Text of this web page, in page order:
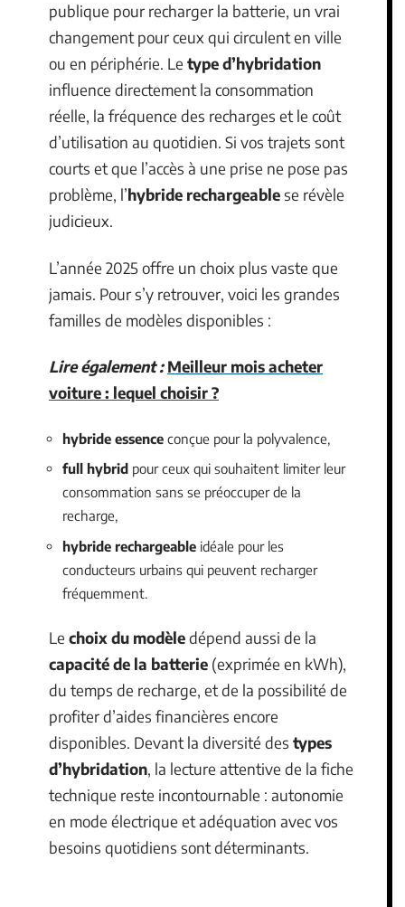
publique pour recharger la batterie, un vrai
changement pour ceux qui circulent en ville
ou en périphérie. Le type d’hybridation
influence directement la consommation
réelle, la fréquence des recharges et le coût
d’utilisation au quotidien. Si vos trajets sont
courts et que l’accès à une prise ne pose pas
problème, l’hybride rechargeablese révèle
judicieux.
L’année 2025 offre un choix plus vaste que
jamais. Pour s’y retrouver, voici les grandes
familles de modèles disponibles :
Lire également : Meilleur mois acheter
voiture : lequel choisir ?
hybride essence conçue pour la polyvalence,
full hybrid pour ceux qui souhaitent limiter leur
consommation sans se préoccuper de la
recharge,
hybride rechargeable idéale pour les
conducteurs urbains qui peuvent recharger
fréquemment.
Le choix du modèledépend aussi de la
capacité de la batterie (exprimée en kWh),
du temps de recharge, et de la possibilité de
profiter d’aides financières encore
disponibles. Devant la diversité des types
d’hybridation, la lecture attentive de la fiche
technique reste incontournable : autonomie
en mode électrique et adéquation avec vos
besoins quotidiens sont déterminants.